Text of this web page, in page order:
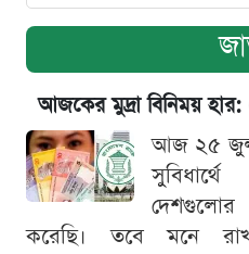
আজকের মুদ্রা বিনিময়
আজ ২৫
দেশগুলোর
করেছি। তবে মনে